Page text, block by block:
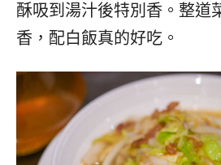
酥吸到湯汁後特別香。整道
香，配白飯真的好吃。